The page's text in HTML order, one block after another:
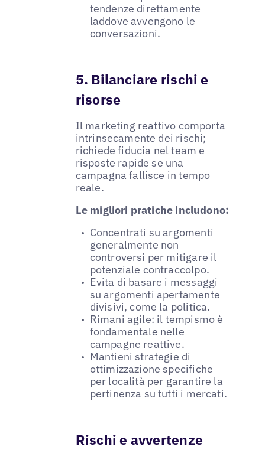
tendenze direttamente
laddove avvengono le
conversazioni.
5. Bilanciare rischi e
risorse
Il marketing reattivo comporta
intrinsecamente dei rischi;
richiede fiducia nel team e
risposte rapide se una
campagna fallisce in tempo
reale.
Le migliori pratiche includono:
Concentrati su argomenti
generalmente non
controversi per mitigare il
potenziale contraccolpo.
Evita di basare i messaggi
su argomenti apertamente
divisivi, come la politica.
Rimani agile: il tempismo è
fondamentale nelle
campagne reattive.
Mantieni strategie di
ottimizzazione specifiche
per località per garantire la
pertinenza su tutti i mercati.
Rischi e avvertenze